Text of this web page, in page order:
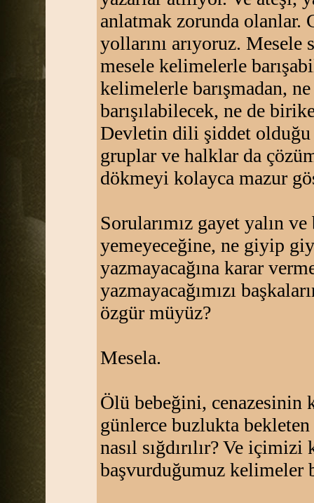
anlatmak zorunda olanlar.
yollarını arıyoruz.
mesele kelimelerle
kelimelerle barışmadan,
barışılabilecek, ne de
Devletin dili şiddet olduğu
gruplar ve halklar da
dökmeyi kolayca mazur
Sorularımız gayet yalın
yemeyeceğine, ne giyip
yazmayacağına karar
yazmayacağımızı
özgür müyüz?
Mesela.
Ölü bebeğini, cenazesinin
günlerce buzlukta
nasıl sığdırılır? Ve
başvurduğumuz kelimeler